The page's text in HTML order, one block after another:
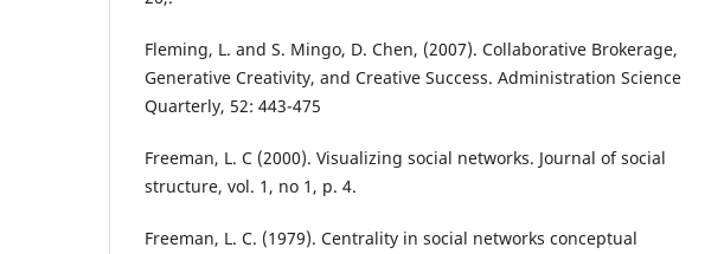
Fleming, L. and S. Mingo, D. Chen, (2007). Collaborative Brokerage,
Generative Creativity, and Creative Success. Administration Science
Quarterly, 52: 443-475
Freeman, L. C (2000). Visualizing social networks. Journal of social
structure, vol. 1, no 1, p. 4.
Freeman, L. C. (1979). Centrality in social networks conceptual